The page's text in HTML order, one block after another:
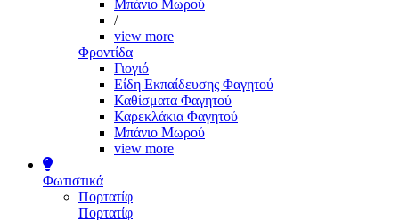
Μπάνιο Μωρού
/
view more
Φροντίδα
Γιογιό
Είδη Εκπαίδευσης Φαγητού
Καθίσματα Φαγητού
Καρεκλάκια Φαγητού
Μπάνιο Μωρού
view more
Φωτιστικά
Πορτατίφ
Πορτατίφ